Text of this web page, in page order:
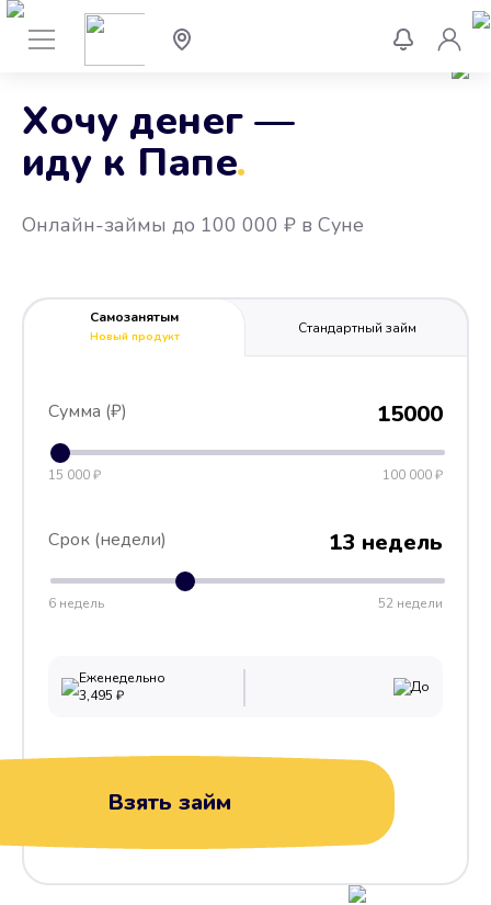
Хочу денег —
иду к Папе
.
Онлайн-займы до 100 000 ₽ в Суне
Самозанятым
Новый продукт
Стандартный займ
Сумма (₽) 15000
15 000 ₽ 100 000 ₽
Срок (недели) 13 недель
6 недель 52 недели
Еженедельно
3,495 ₽ До
Взять займ